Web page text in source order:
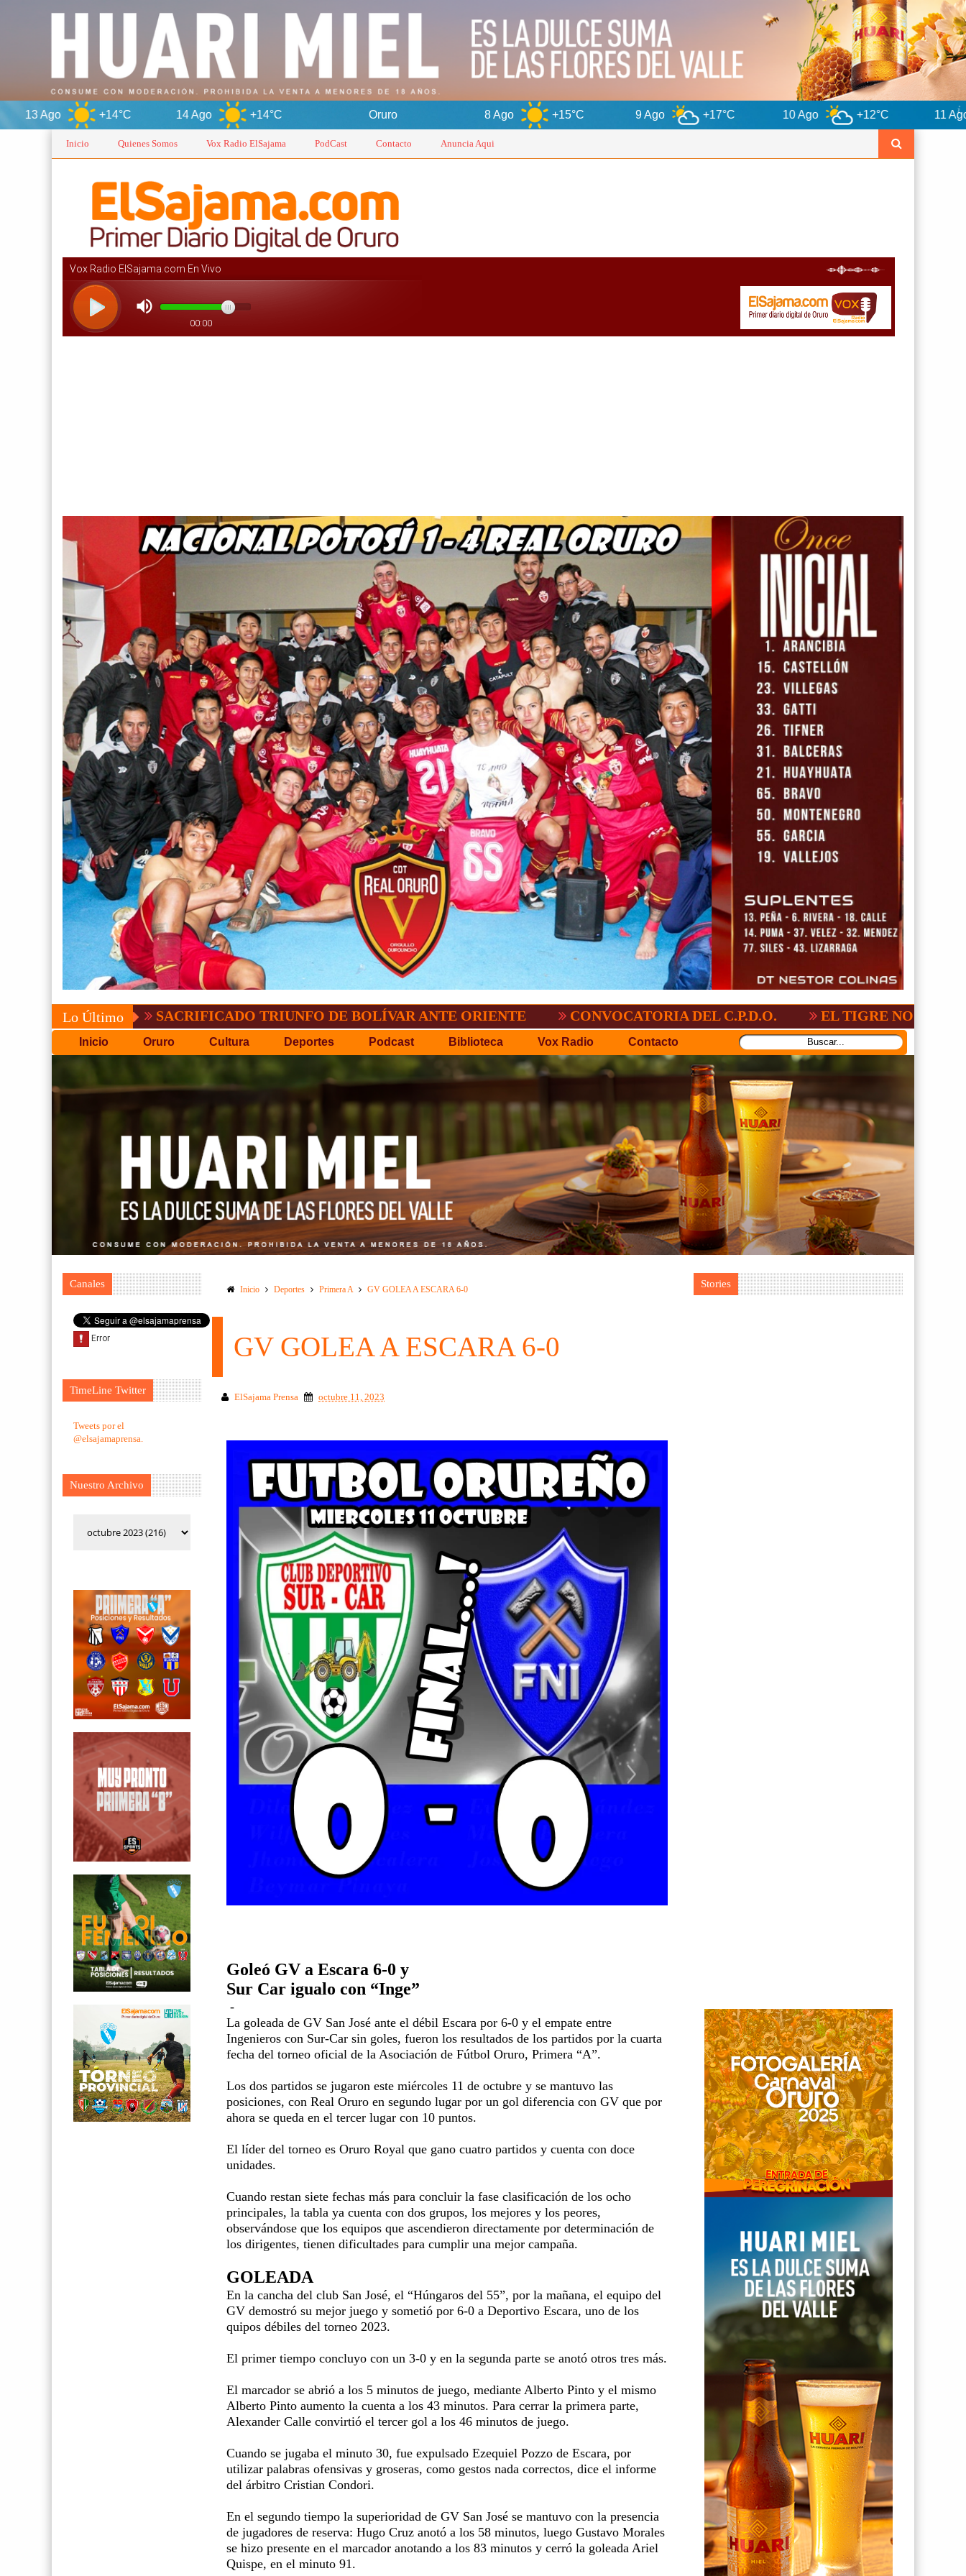
+14°C 14 Ago +14°C +15°C 9 Ago +17°C 10 Ago +12°C 11 Ago +12°C
Inicio Quienes Somos Vox Radio ElSajama PodCast Contacto Anuncia Aqui
Lo Último
SACRIFICADO TRIUNFO DE BOLÍVAR ANTE ORIENTE CONVOCATORIA DEL C.P.D.O. EL TIGRE NO PERDONO A
Inicio Oruro Cultura Deportes Podcast Biblioteca Vox Radio Contacto
Canales
TimeLine Twitter
Tweets por el
@elsajamaprensa.
Nuestro Archivo
Inicio Deportes Primera A GV GOLEA A ESCARA 6-0
GV GOLEA A ESCARA 6-0
ElSajama Prensa octubre 11, 2023
Goleó GV a Escara 6-0 y
Sur Car igualo con “Inge”
-
La goleada de GV San José ante el débil Escara por 6-0 y el empate entre
Ingenieros con Sur-Car sin goles, fueron los resultados de los partidos por la cuarta
fecha del torneo oficial de la Asociación de Fútbol Oruro, Primera “A”.
Los dos partidos se jugaron este miércoles 11 de octubre y se mantuvo las
posiciones, con Real Oruro en segundo lugar por un gol diferencia con GV que por
ahora se queda en el tercer lugar con 10 puntos.
El líder del torneo es Oruro Royal que gano cuatro partidos y cuenta con doce
unidades.
Cuando restan siete fechas más para concluir la fase clasificación de los ocho
principales, la tabla ya cuenta con dos grupos, los mejores y los peores,
observándose que los equipos que ascendieron directamente por determinación de
los dirigentes, tienen dificultades para cumplir una mejor campaña.
GOLEADA
En la cancha del club San José, el “Húngaros del 55”, por la mañana, el equipo del
GV demostró su mejor juego y sometió por 6-0 a Deportivo Escara, uno de los
quipos débiles del torneo 2023.
El primer tiempo concluyo con un 3-0 y en la segunda parte se anotó otros tres más.
El marcador se abrió a los 5 minutos de juego, mediante Alberto Pinto y el mismo
Alberto Pinto aumento la cuenta a los 43 minutos. Para cerrar la primera parte,
Alexander Calle convirtió el tercer gol a los 46 minutos de juego.
Cuando se jugaba el minuto 30, fue expulsado Ezequiel Pozzo de Escara, por
utilizar palabras ofensivas y groseras, como gestos nada correctos, dice el informe
del árbitro Cristian Condori.
En el segundo tiempo la superioridad de GV San José se mantuvo con la presencia
de jugadores de reserva: Hugo Cruz anotó a los 58 minutos, luego Gustavo Morales
se hizo presente en el marcador anotando a los 83 minutos y cerró la goleada Ariel
Quispe, en el minuto 91.
Stories